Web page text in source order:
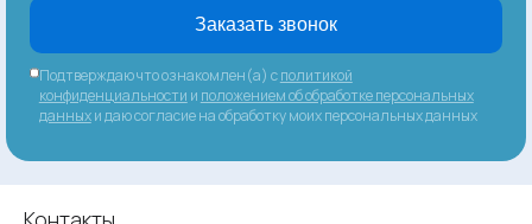
Заказать звонок
Подтверждаю что ознакомлен(а) сполитикой
конфиденциальности и положением об обработке персональных
данныхи даю согласие на обработку моих персональных данных